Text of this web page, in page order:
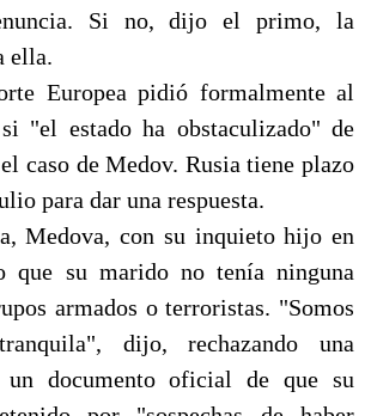
Si no, dijo el primo, la
ella.
Europea pidió formalmente al
"el estado ha obstaculizado" de
caso de Medov. Rusia tiene plazo
para dar una respuesta.
Medova, con su inquieto hijo en
que su marido no tenía ninguna
armados o terroristas. "Somos
dijo, rechazando una
un documento oficial de que su